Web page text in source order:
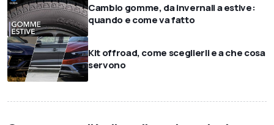
Cambio gomme, da invernali a estive:
quando e come va fatto
Kit offroad, come sceglierli e a che cosa
servono